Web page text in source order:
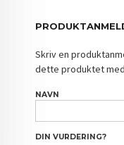
Skriv en
dette produktet
NAVN
DIN VURDERING?